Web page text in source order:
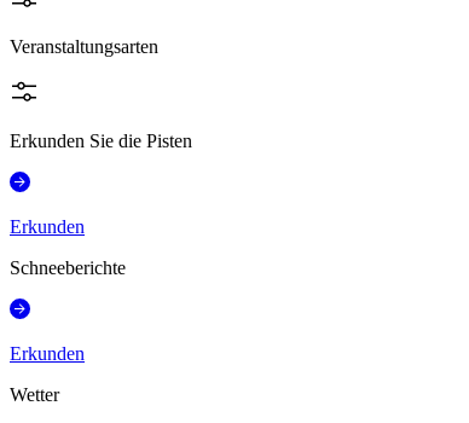
Veranstaltungsarten
Erkunden Sie die Pisten
Erkunden
Schneeberichte
Erkunden
Wetter